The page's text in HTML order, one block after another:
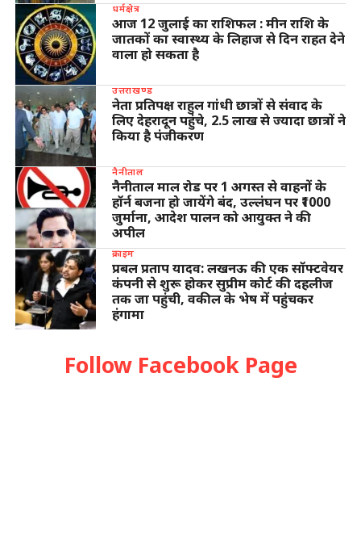
धर्मक्षेत्र
आज 12 जुलाई का राशिफल : मीन राशि के
जातकों का स्वास्थ्य के लिहाज से दिन राहत देने
वाला हो सकता है
उत्तराखण्ड
नेता प्रतिपक्ष राहुल गांधी छात्रों से संवाद के
लिए देहरादून पहुंचे, 2.5 लाख से ज्यादा छात्रों ने
किया है पंजीकरण
नैनीताल
नैनीताल माल रोड पर 1 अगस्त से वाहनों के
हॉर्न बजना हो जायेंगे बंद, उल्लंघन पर ₹1000
जुर्माना, आदेश पालन को आयुक्त ने की
अपील
क्राइम
प्रबल प्रताप यादव: लखनऊ की एक सॉफ्टवेयर
कंपनी से शुरू होकर सुप्रीम कोर्ट की दहलीज
तक जा पहुंची, वकील के भेष में पहुंचकर
हंगामा
Follow Facebook Page